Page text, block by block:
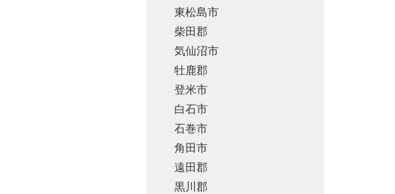
東松島市
柴田郡
気仙沼市
牡鹿郡
登米市
白石市
石巻市
角田市
遠田郡
黒川郡